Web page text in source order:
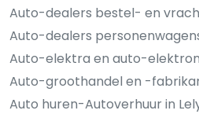
Auto-dealers bestel- en
Auto-dealers
Auto-elektra en auto-
Auto-groothandel en -
Auto huren-Autoverhuur in